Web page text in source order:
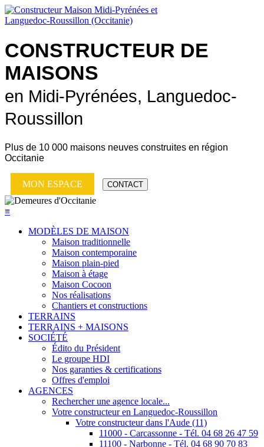
CONSTRUCTEUR DE
MAISONS
en Midi-Pyrénées, Languedoc-
Roussillon
Plus de 10 000 maisons neuves construites en région
Occitanie
MON ESPACE CONTACT
≡
MODÈLES DE MAISON
Maison traditionnelle
Maison contemporaine
Maison plain-pied
Maison à étage
Maison Cocoon
Nos réalisations
Chantiers et constructions
TERRAINS
TERRAINS + MAISONS
SOCIÉTÉ
Édito du Président
Le groupe HDI
Nos garanties & certifications
Offres d'emploi
AGENCES
Rechercher une agence locale...
Votre constructeur en Languedoc-Roussillon
Votre constructeur dans l'Aude (11)
11000 - Carcassonne - Tél. 04 68 26 47 59
11100 - Narbonne - Tél. 04 68 90 70 83